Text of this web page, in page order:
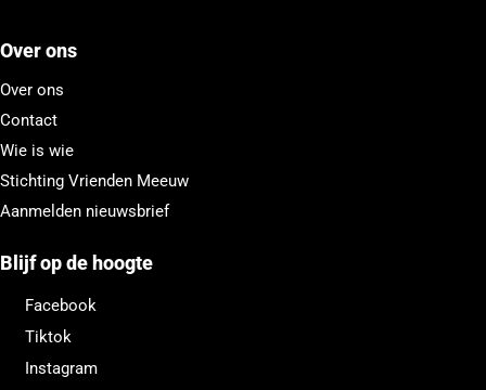
Over ons
Over ons
Contact
Wie is wie
Stichting Vrienden Meeuw
Aanmelden nieuwsbrief
Blijf op de hoogte
Facebook
Tiktok
Instagram